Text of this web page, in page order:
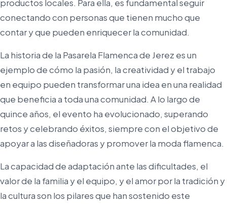
productos locales. Para ella, es fundamental seguir
conectando con personas que tienen mucho que
contar y que pueden enriquecer la comunidad.
La historia de la Pasarela Flamenca de Jerez es un
ejemplo de cómo la pasión, la creatividad y el trabajo
en equipo pueden transformar una idea en una realidad
que beneficia a toda una comunidad. A lo largo de
quince años, el evento ha evolucionado, superando
retos y celebrando éxitos, siempre con el objetivo de
apoyar a las diseñadoras y promover la moda flamenca.
La capacidad de adaptación ante las dificultades, el
valor de la familia y el equipo, y el amor por la tradición y
la cultura son los pilares que han sostenido este